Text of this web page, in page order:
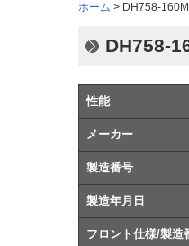
ホーム DH758-
DH758-
性能
メーカー
製造番号
製造年月日
フロント仕様/製造